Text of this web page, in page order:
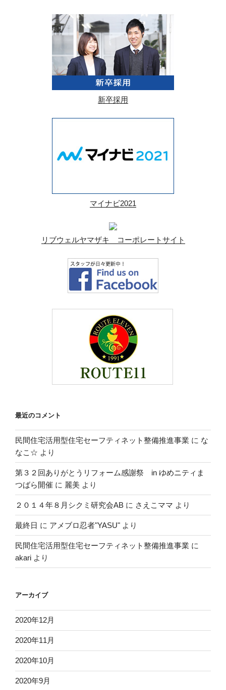
新卒採用
マイナビ2021
リブウェルヤマザキ コーポレートサイト
最近のコメント
民間住宅活用型住宅セーフティネット整備推進事業 に な
なこ☆ より
第３２回ありがとうリフォーム感謝祭 in ゆめニティま
つばら開催 に 麗美 より
２０１４年８月シクミ研究会AB に さえこママ より
最終日 に アメブロ忍者"YASU" より
民間住宅活用型住宅セーフティネット整備推進事業 に
akari より
アーカイブ
2020年12月
2020年11月
2020年10月
2020年9月